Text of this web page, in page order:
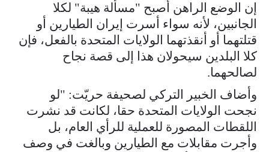
إن الوضع الراهن أصبح "مسألة هيبة" لكلا
الجانبين، لأنه سواء أسرت إيران الطيارين أو
قتلتهما أو أنقذتهما الولايات المتحدة بالفعل، فإن
كلا البلدين سيحولان هذا إلى قصة نجاح
لصالحهما.
وأضاف الخبير التركي لصحيفة حريّت: "لو
نجحت الولايات المتحدة حقا، لكانت قد نشرت
اللقطات المصورة للعملية للرأي العام، بل
وأجرت مقابلات مع الطيارين وبالغت في وصف